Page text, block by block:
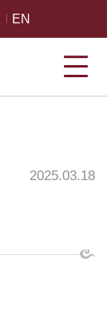
EN
2025.03.18